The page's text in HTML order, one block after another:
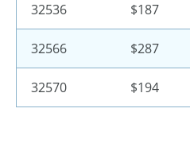
32536 $187
32566 $287
32570 $194